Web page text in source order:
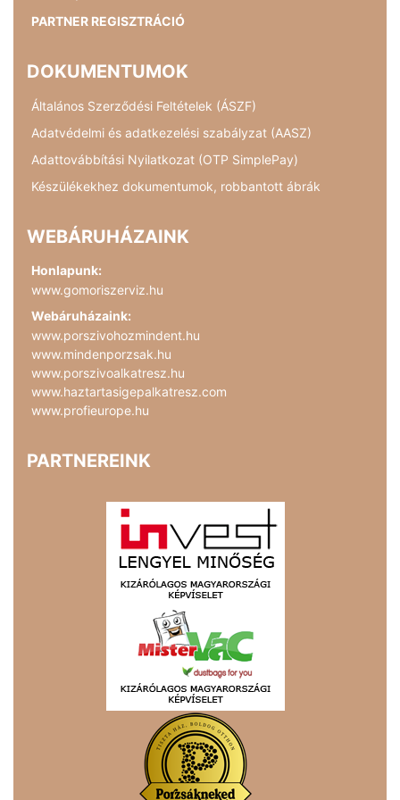
PARTNER REGISZTRÁCIÓ
DOKUMENTUMOK
Általános Szerződési Feltételek (ÁSZF)
Adatvédelmi és adatkezelési szabályzat (AASZ)
Adattovábbítási Nyilatkozat (OTP SimplePay)
Készülékekhez dokumentumok, robbantott ábrák
WEBÁRUHÁZAINK
Honlapunk:
www.gomoriszerviz.hu
Webáruházaink:
www.porszivohozmindent.hu
www.mindenporzsak.hu
www.porszivoalkatresz.hu
www.haztartasigepalkatresz.com
www.profieurope.hu
PARTNEREINK